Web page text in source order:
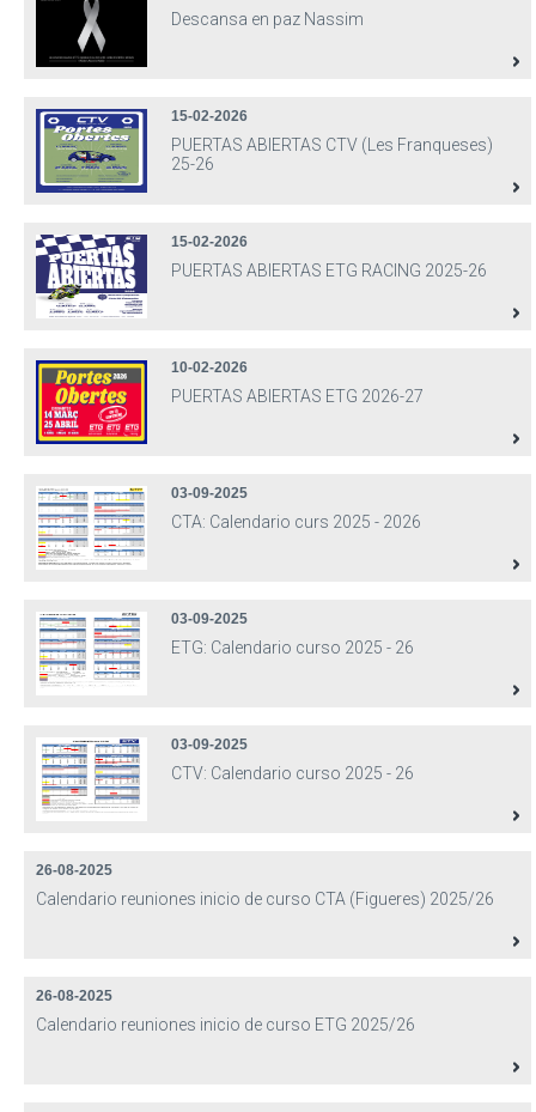
Descansa en paz Nassim
15-02-2026
PUERTAS ABIERTAS CTV (Les Franqueses)
25-26
15-02-2026
PUERTAS ABIERTAS ETG RACING 2025-26
10-02-2026
PUERTAS ABIERTAS ETG 2026-27
03-09-2025
CTA: Calendario curs 2025 - 2026
03-09-2025
ETG: Calendario curso 2025 - 26
03-09-2025
CTV: Calendario curso 2025 - 26
26-08-2025
Calendario reuniones inicio de curso CTA (Figueres) 2025/26
26-08-2025
Calendario reuniones inicio de curso ETG 2025/26